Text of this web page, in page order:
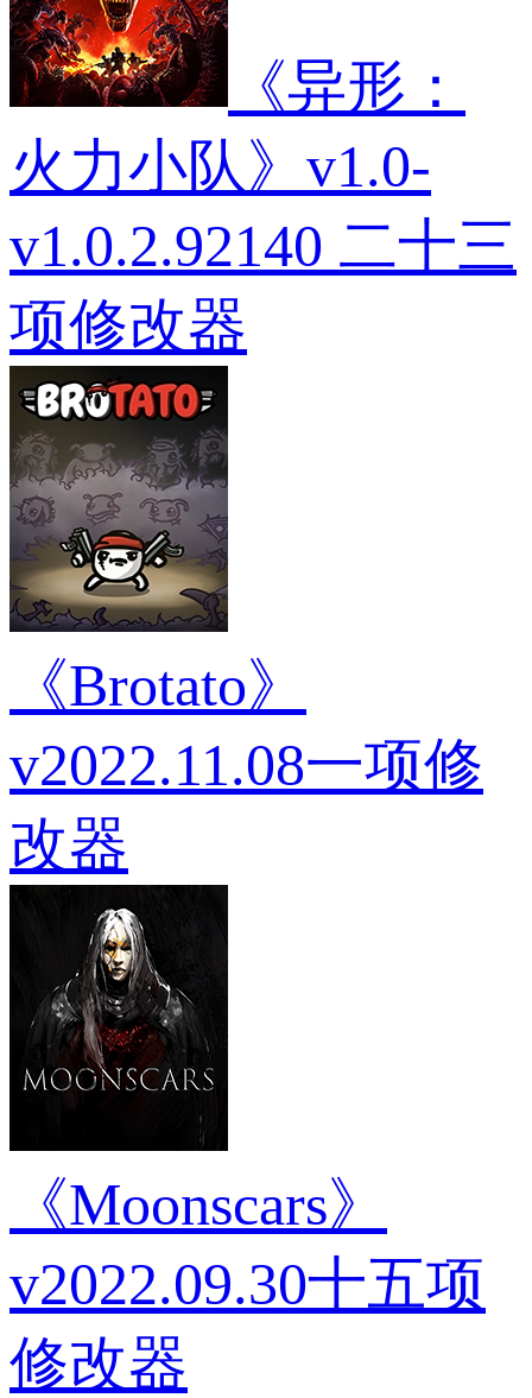
《异形：
火力小队》v1.0-
v1.0.2.92140 二十三
项修改器
《Brotato》
v2022.11.08一项修
改器
《Moonscars》
v2022.09.30十五项
修改器